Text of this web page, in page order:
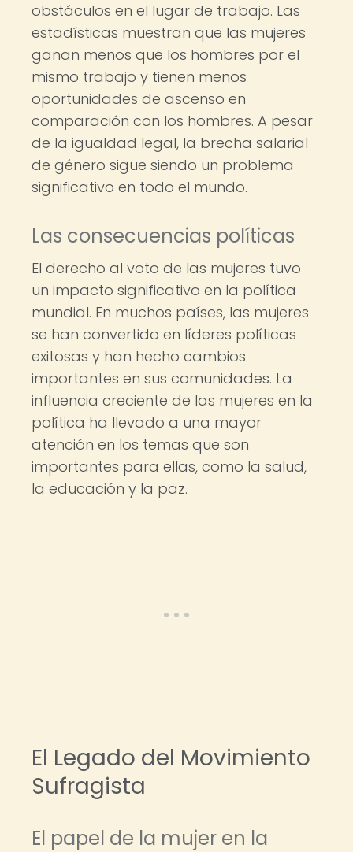
obstáculos en el lugar de trabajo. Las
estadísticas muestran que las mujeres
ganan menos que los hombres por el
mismo trabajo y tienen menos
oportunidades de ascenso en
comparación con los hombres. A pesar
de la igualdad legal, la brecha salarial
de género sigue siendo un problema
significativo en todo el mundo.
Las consecuencias políticas
El derecho al voto de las mujeres tuvo
un impacto significativo en la política
mundial. En muchos países, las mujeres
se han convertido en líderes políticas
exitosas y han hecho cambios
importantes en sus comunidades. La
influencia creciente de las mujeres en la
política ha llevado a una mayor
atención en los temas que son
importantes para ellas, como la salud,
la educación y la paz.
El Legado del Movimiento
Sufragista
El papel de la mujer en la